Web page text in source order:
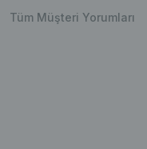
Tüm Müşteri Yorumları